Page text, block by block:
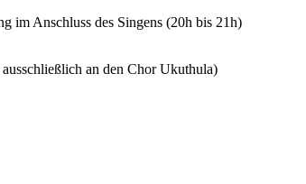
im Anschluss des Singens (20h bis 21h)
an den Chor Ukuthula)